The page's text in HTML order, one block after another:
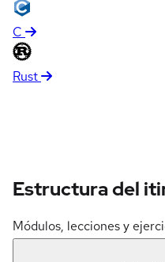
C
Rust
Estructura del
Módulos, lecciones y